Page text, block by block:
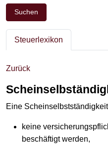
Suchen
Steuerlexikon
Zurück
Eine
keine
beschäftigt werden,